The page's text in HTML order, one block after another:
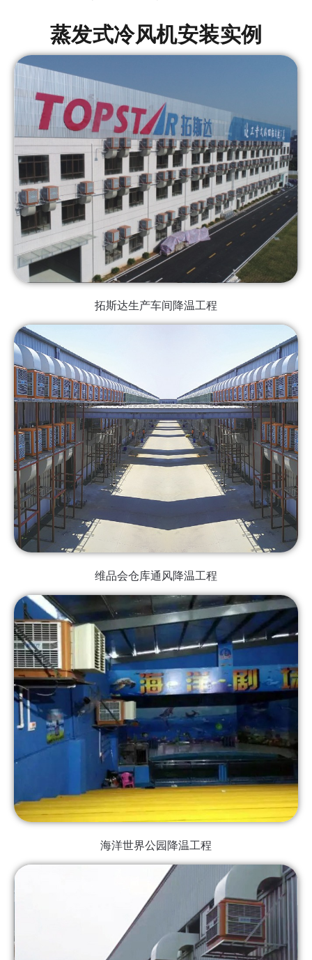
蒸发式冷风机安装实例
拓斯达生产车间降温工程
维品会仓库通风降温工程
海洋世界公园降温工程